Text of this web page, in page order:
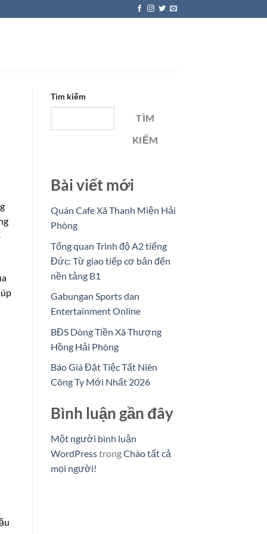
Tìm kiếm
TÌM
KIẾM
Bài viết mới
Quán Cafe Xã Thanh Miện Hải
Phòng
Tổng quan Trình độ A2 tiếng
Đức: Từ giao tiếp cơ bản đến
nền tảng B1
Gabungan Sports dan
Entertainment Online
BĐS Dòng Tiền Xã Thượng
Hồng Hải Phòng
Báo Giá Đặt Tiệc Tất Niên
Công Ty Mới Nhất 2026
Bình luận gần đây
Một người bình luận
WordPresstrongChào tất cả
mọi người!